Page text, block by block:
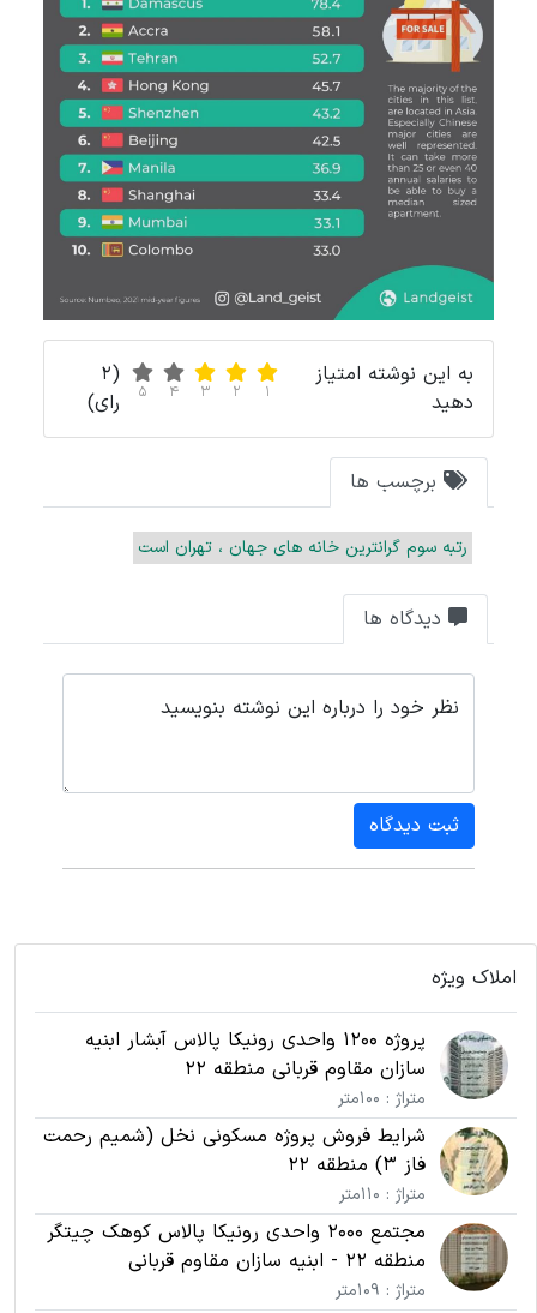
به این نوشته امتیاز
دهید
1
2
3
4
5
(2
رای)
برچسب ها
رتبه سوم گرانترین خانه های جهان ، تهران است
دیدگاه ها
نظر خود را درباره این نوشته بنویسید
ثبت دیدگاه
املاک ویژه
پروژه 1200 واحدی رونیکا پالاس آبشار ابنیه
سازان مقاوم قربانی منطقه 22
متراژ : 100متر
شرایط فروش پروژه مسکونی نخل (شمیم رحمت
فاز 3) منطقه 22
متراژ : 110متر
مجتمع 2000 واحدی رونیکا پالاس کوهک چیتگر
منطقه 22 - ابنیه سازان مقاوم قربانی
متراژ : 109متر